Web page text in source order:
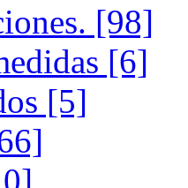
[98]
[6]
[5]